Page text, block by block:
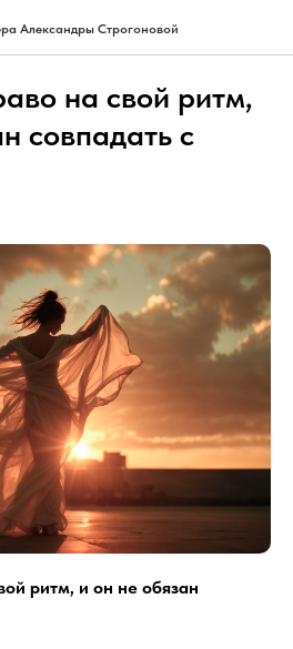
Александры Строгоновой
на свой ритм,
совпадать с
ритм, и он не обязан